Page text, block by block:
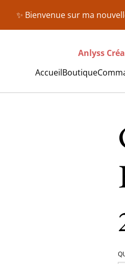
✨ Bienvenue sur ma
Anlyss
AccueilBoutique